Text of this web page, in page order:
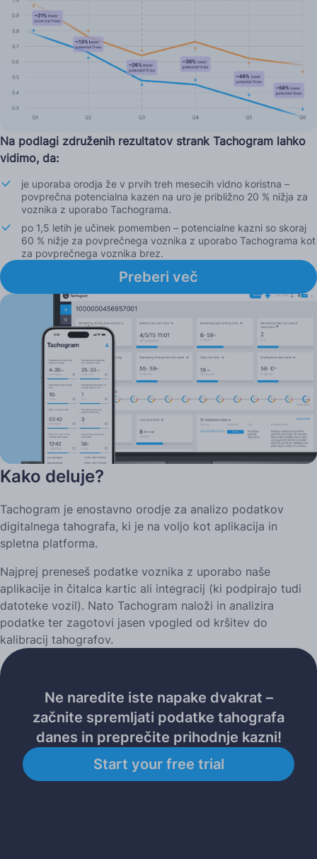
Na podlagi združenih rezultatov strank Tachogram lahko
vidimo, da:
je uporaba orodja že v prvih treh mesecih vidno koristna –
povprečna potencialna kazen na uro je približno 20 % nižja za
voznika z uporabo Tachograma.
po 1,5 letih je učinek pomemben – potencialne kazni so skoraj
60 % nižje za povprečnega voznika z uporabo Tachograma kot
za povprečnega voznika brez.
Preberi več
Kako deluje?
Tachogram je enostavno orodje za analizo podatkov
digitalnega tahografa, ki je na voljo kot aplikacija in
spletna platforma.
Najprej preneseš podatke voznika z uporabo naše
aplikacije in čitalca kartic ali integracij (ki podpirajo tudi
datoteke vozil). Nato Tachogram naloži in analizira
podatke ter zagotovi jasen vpogled od kršitev do
kalibracij tahografov.
Ne naredite iste napake dvakrat –
začnite spremljati podatke tahografa
danes in preprečite prihodnje kazni!
Start your free trial